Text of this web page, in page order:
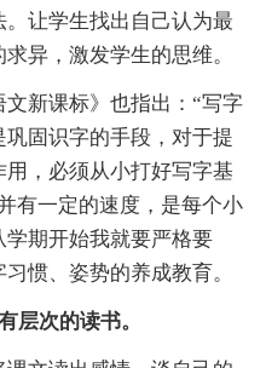
让学生找出自己认为最
异，激发学生的思维。
新课标》也指出：“写字
固识字的手段，对于提
，必须从小打好写字基
有一定的速度，是每个小
期开始我就要严格要
惯、姿势的养成教育。
次的读书。